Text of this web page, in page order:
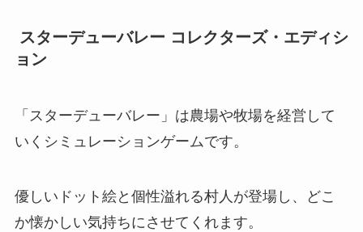
スターデューバレー コレクターズ・エディシ
ョン
「スターデューバレー」は農場や牧場を経営して
いくシミュレーションゲームです。
優しいドット絵と個性溢れる村人が登場し、どこ
か懐かしい気持ちにさせてくれます。